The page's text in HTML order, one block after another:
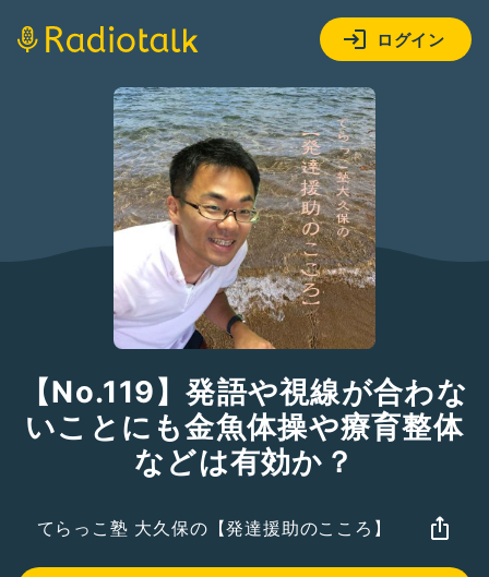
ログイン
【No.119】発語や視線が合わな
いことにも金魚体操や療育整体
などは有効か？
てらっこ塾 大久保の【発達援助のこころ】